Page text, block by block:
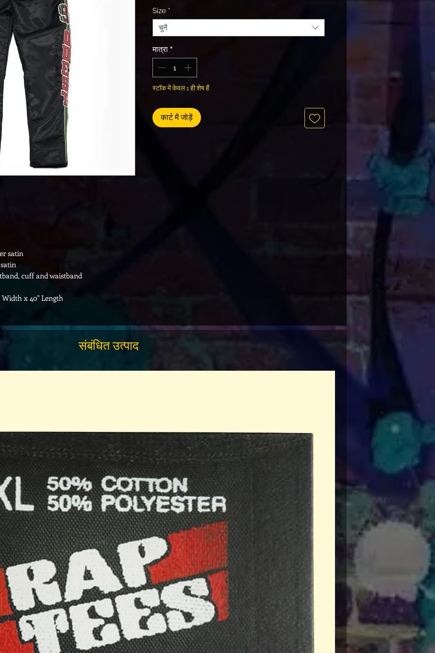
satin
cuff and waistband
Width x 40" Length
Size *
चुनें
मात्रा*
स्टॉक में केवल 1 ही शेष हैं
कार्ट में जोड़ें
संबंधित उत्पाद